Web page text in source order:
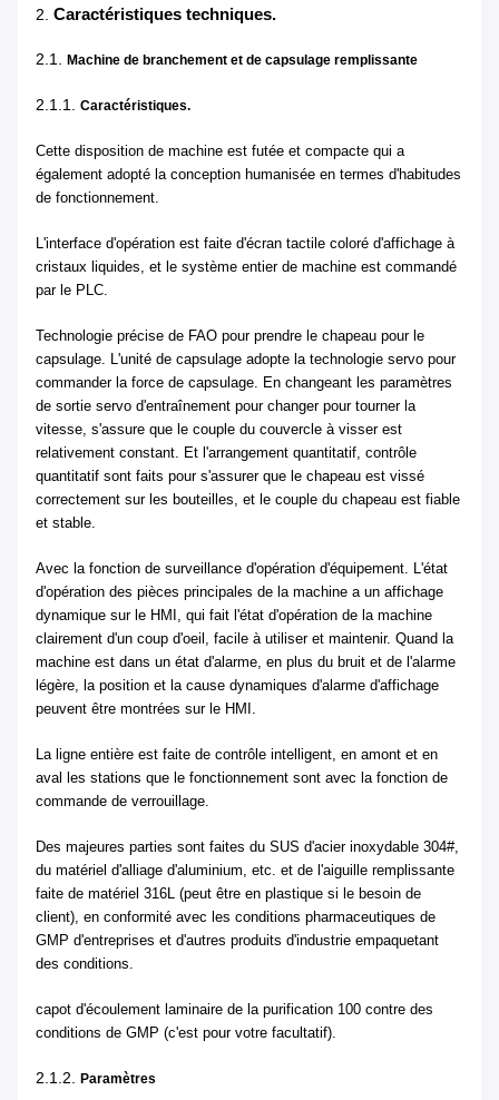
2. Caractéristiques techniques.
2.1. Machine de branchement et de capsulage remplissante
2.1.1. Caractéristiques.
Cette disposition de machine est futée et compacte qui a
également adopté la conception humanisée en termes d'habitudes
de fonctionnement.
L'interface d'opération est faite d'écran tactile coloré d'affichage à
cristaux liquides, et le système entier de machine est commandé
par le PLC.
Technologie précise de FAO pour prendre le chapeau pour le
capsulage. L'unité de capsulage adopte la technologie servo pour
commander la force de capsulage. En changeant les paramètres
de sortie servo d'entraînement pour changer pour tourner la
vitesse, s'assure que le couple du couvercle à visser est
relativement constant. Et l'arrangement quantitatif, contrôle
quantitatif sont faits pour s'assurer que le chapeau est vissé
correctement sur les bouteilles, et le couple du chapeau est fiable
et stable.
Avec la fonction de surveillance d'opération d'équipement. L'état
d'opération des pièces principales de la machine a un affichage
dynamique sur le HMI, qui fait l'état d'opération de la machine
clairement d'un coup d'oeil, facile à utiliser et maintenir. Quand la
machine est dans un état d'alarme, en plus du bruit et de l'alarme
légère, la position et la cause dynamiques d'alarme d'affichage
peuvent être montrées sur le HMI.
La ligne entière est faite de contrôle intelligent, en amont et en
aval les stations que le fonctionnement sont avec la fonction de
commande de verrouillage.
Des majeures parties sont faites du SUS d'acier inoxydable 304#,
du matériel d'alliage d'aluminium, etc. et de l'aiguille remplissante
faite de matériel 316L (peut être en plastique si le besoin de
client), en conformité avec les conditions pharmaceutiques de
GMP d'entreprises et d'autres produits d'industrie empaquetant
des conditions.
capot d'écoulement laminaire de la purification 100 contre des
conditions de GMP (c'est pour votre facultatif).
2.1.2. Paramètres